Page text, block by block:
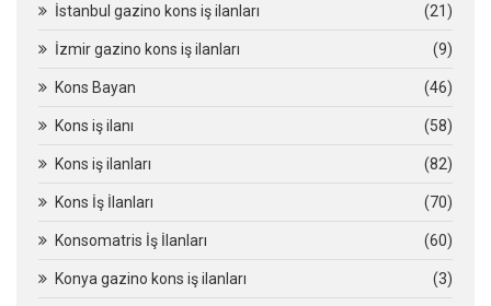
İstanbul gazino kons iş ilanları (21)
İzmir gazino kons iş ilanları (9)
Kons Bayan (46)
Kons iş ilanı (58)
Kons iş ilanları (82)
Kons İş İlanları (70)
Konsomatris İş İlanları (60)
Konya gazino kons iş ilanları (3)